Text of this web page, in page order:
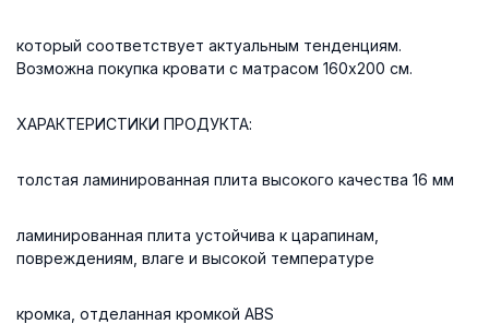
который соответствует актуальным тенденциям.
Возможна покупка кровати с матрасом 160x200 см.
ХАРАКТЕРИСТИКИ ПРОДУКТА:
толстая ламинированная плита высокого качества 16 мм
ламинированная плита устойчива к царапинам,
повреждениям, влаге и высокой температуре
кромка, отделанная кромкой ABS